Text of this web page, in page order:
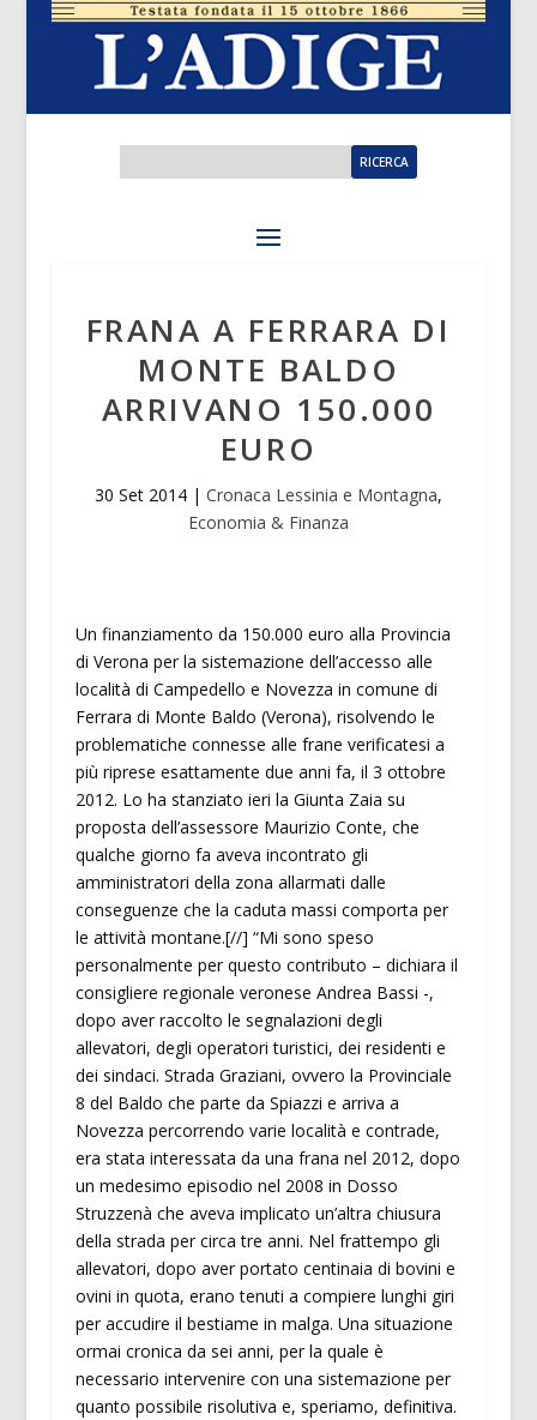
FRANA A FERRARA DI
MONTE BALDO
ARRIVANO 150.000
EURO
30 Set 2014| Cronaca Lessinia e Montagna,
Economia & Finanza
Un finanziamento da 150.000 euro alla Provincia
di Verona per la sistemazione dell’accesso alle
località di Campedello e Novezza in comune di
Ferrara di Monte Baldo (Verona), risolvendo le
problematiche connesse alle frane verificatesi a
più riprese esattamente due anni fa, il 3 ottobre
2012. Lo ha stanziato ieri la Giunta Zaia su
proposta dell’assessore Maurizio Conte, che
qualche giorno fa aveva incontrato gli
amministratori della zona allarmati dalle
conseguenze che la caduta massi comporta per
le attività montane.[//] “Mi sono speso
personalmente per questo contributo – dichiara il
consigliere regionale veronese Andrea Bassi -,
dopo aver raccolto le segnalazioni degli
allevatori, degli operatori turistici, dei residenti e
dei sindaci. Strada Graziani, ovvero la Provinciale
8 del Baldo che parte da Spiazzi e arriva a
Novezza percorrendo varie località e contrade,
era stata interessata da una frana nel 2012, dopo
un medesimo episodio nel 2008 in Dosso
Struzzenà che aveva implicato un’altra chiusura
della strada per circa tre anni. Nel frattempo gli
allevatori, dopo aver portato centinaia di bovini e
ovini in quota, erano tenuti a compiere lunghi giri
per accudire il bestiame in malga. Una situazione
ormai cronica da sei anni, per la quale è
necessario intervenire con una sistemazione per
quanto possibile risolutiva e, speriamo, definitiva.